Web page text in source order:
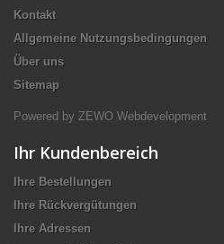
Kontakt
Allgemeine Nutzungsbedingungen
Über uns
Sitemap
Powered by ZEWO Webdevelopment
Ihr Kundenbereich
Ihre Bestellungen
Ihre Rückvergütungen
Ihre Adressen